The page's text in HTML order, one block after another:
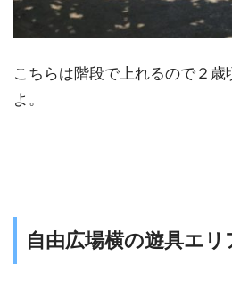
こちらは階段で上れるので２歳
よ。
自由広場横の遊具エリ